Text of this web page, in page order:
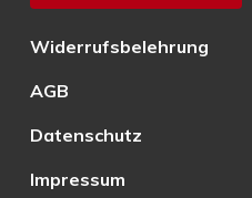
Widerrufsbelehrung
AGB
Datenschutz
Impressum